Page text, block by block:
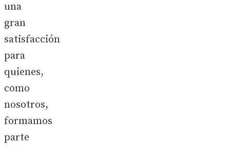
una
gran
satisfacción
para
quienes,
como
nosotros,
formamos
parte